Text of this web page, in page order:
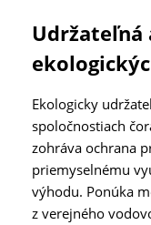
Udržateľná
Ekologicky
spoločnostiach
zohráva ochrana
priemyselnému
výhodu. Ponúka
z verejného